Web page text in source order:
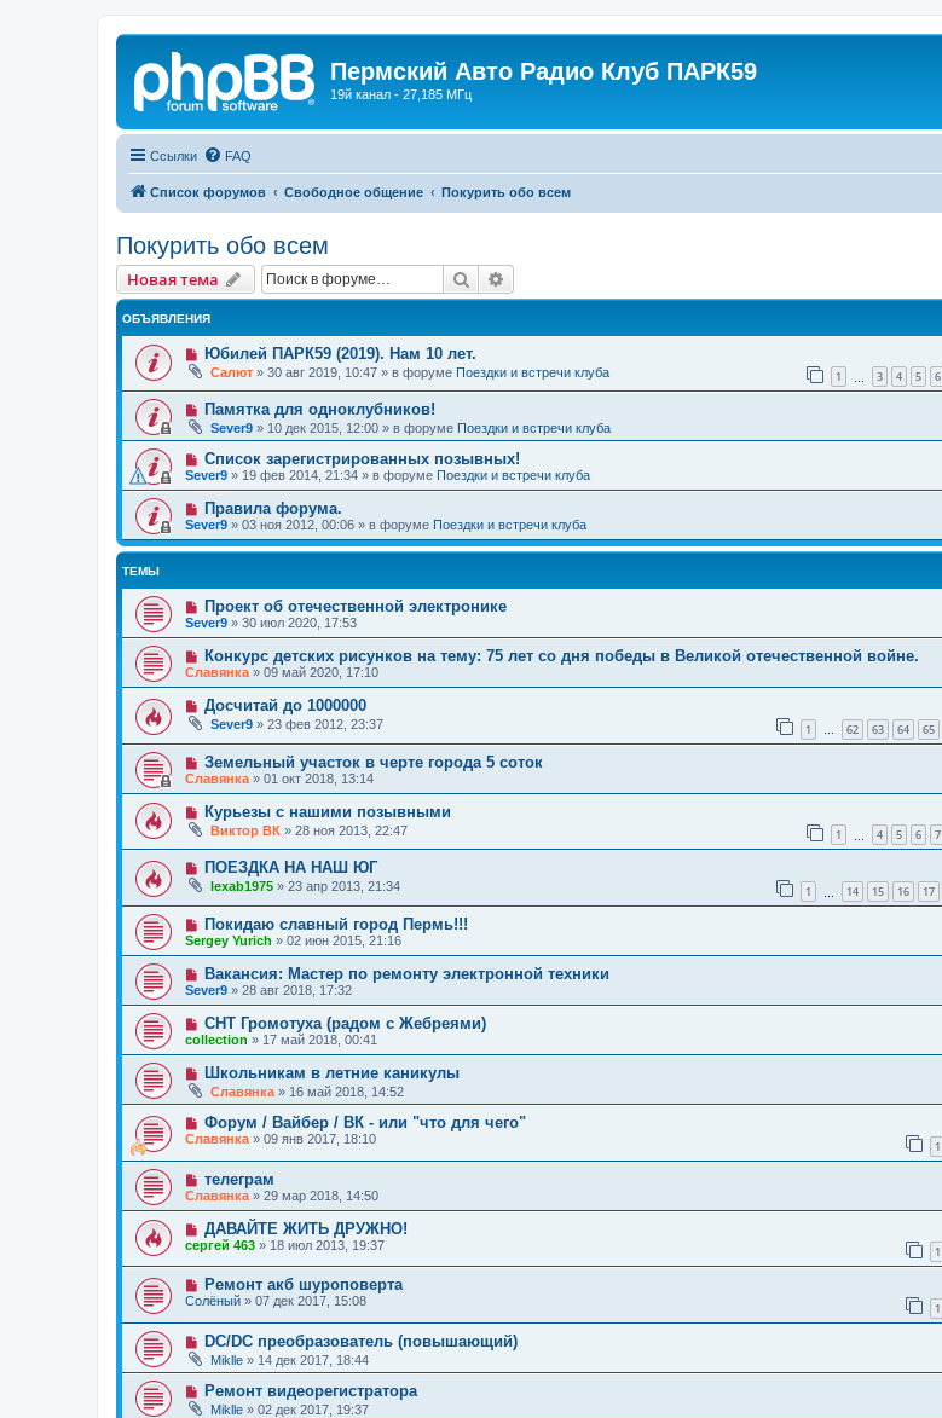
Пермский Авто Радио Клуб ПАРК59
19й канал - 27,185 МГц
Ссылки FAQ
Список форумов Свободное общение Покурить обо всем
Покурить обо всем
Новая тема Поиск
ОБЪЯВЛЕНИЯ
Юбилей ПАРК59 (2019). Нам 10 лет.
Салют » 30 авг 2019, 10:47 » в форуме Поездки и встречи клуба 1 3 4 5 6
Памятка для одноклубников!
Sever9 » 10 дек 2015, 12:00 » в форуме Поездки и встречи клуба
Список зарегистрированных позывных!
Sever9 » 19 фев 2014, 21:34 » в форуме Поездки и встречи клуба
Правила форума.
Sever9 » 03 ноя 2012, 00:06 » в форуме Поездки и встречи клуба
ТЕМЫ
Проект об отечественной электронике
Sever9 » 30 июл 2020, 17:53
Конкурс детских рисунков на тему: 75 лет со дня победы в Великой отечественной войне.
Славянка » 09 май 2020, 17:10
Досчитай до 1000000
Sever9 » 23 фев 2012, 23:37 1 … 62 63 64 65
Земельный участок в черте города 5 соток
Славянка » 01 окт 2018, 13:14
Курьезы с нашими позывными
Виктор ВК » 28 ноя 2013, 22:47 1 4 5 6 7
ПОЕЗДКА НА НАШ ЮГ
lexab1975 » 23 апр 2013, 21:34 1 14 15 16 17
Покидаю славный город Пермь!!!
Sergey Yurich » 02 июн 2015, 21:16
Вакансия: Мастер по ремонту электронной техники
Sever9 » 28 авг 2018, 17:32
СНТ Громотуха (радом с Жебреями)
collection » 17 май 2018, 00:41
Школьникам в летние каникулы
Славянка » 16 май 2018, 14:52
Форум / Вайбер / ВК - или "что для чего"
Славянка » 09 янв 2017, 18:10 1
телеграм
Славянка » 29 мар 2018, 14:50
ДАВАЙТЕ ЖИТЬ ДРУЖНО!
сергей 463 » 18 июл 2013, 19:37 1
Ремонт акб шуроповерта
Солёный » 07 дек 2017, 15:08 1
DC/DC преобразователь (повышающий)
Miklle » 14 дек 2017, 18:44
Ремонт видеорегистратора
Miklle » 02 дек 2017, 19:37